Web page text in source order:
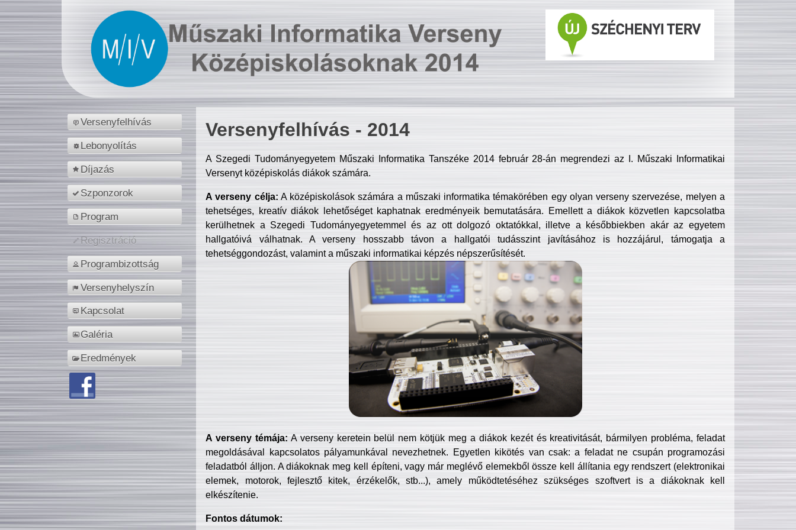
Versenyfelhívás
Lebonyolítás
Díjazás
Szponzorok
Program
Regisztráció
Programbizottság
Versenyhelyszín
Kapcsolat
Galéria
Eredmények
Versenyfelhívás - 2014
A Szegedi Tudományegyetem Műszaki Informatika Tanszéke 2014 február 28-án megrendezi az I. Műszaki Informatikai
Versenyt középiskolás diákok számára.
A verseny célja: A középiskolások számára a műszaki informatika témakörében egy olyan verseny szervezése, melyen a
tehetséges, kreatív diákok lehetőséget kaphatnak eredményeik bemutatására. Emellett a diákok közvetlen kapcsolatba
kerülhetnek a Szegedi Tudományegyetemmel és az ott dolgozó oktatókkal, illetve a későbbiekben akár az egyetem
hallgatóivá válhatnak. A verseny hosszabb távon a hallgatói tudásszint javításához is hozzájárul, támogatja a
tehetséggondozást, valamint a műszaki informatikai képzés népszerűsítését.
A verseny témája: A verseny keretein belül nem kötjük meg a diákok kezét és kreativitását, bármilyen probléma, feladat
megoldásával kapcsolatos pályamunkával nevezhetnek. Egyetlen kikötés van csak: a feladat ne csupán programozási
feladatból álljon. A diákoknak meg kell építeni, vagy már meglévő elemekből össze kell állítania egy rendszert (elektronikai
elemek, motorok, fejlesztő kitek, érzékelők, stb...), amely működtetéséhez szükséges szoftvert is a diákoknak kell
elkészítenie.
Fontos dátumok: